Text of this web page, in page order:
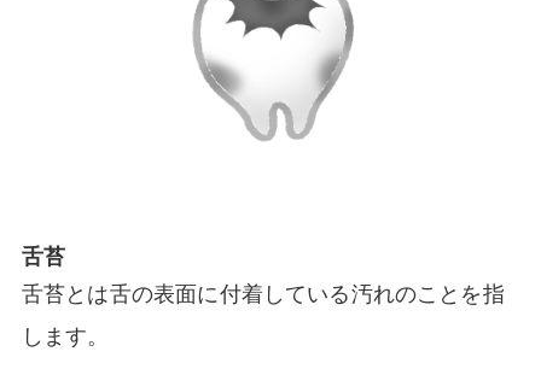
舌苔
舌苔とは舌の表面に付着している汚れのことを指
します。